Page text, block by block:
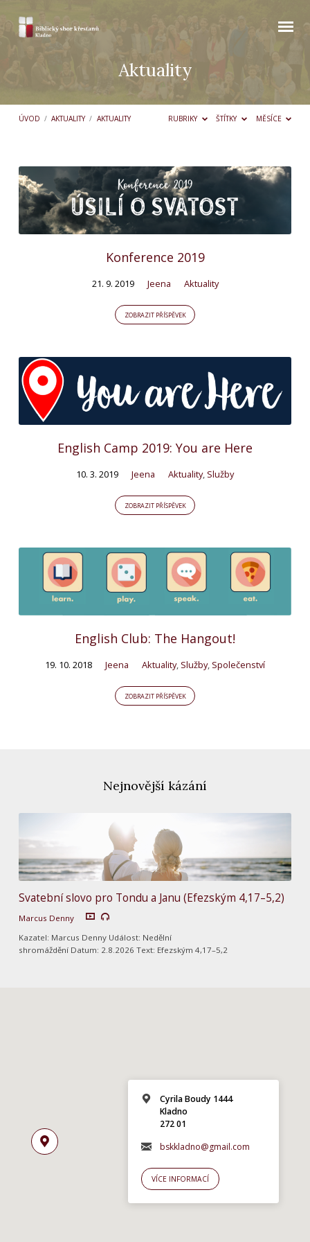
Aktuality
ÚVOD / AKTUALITY / AKTUALITY RUBRIKY ŠTÍTKY MĚSÍCE
Aktuality
Konference 2019
21. 9. 2019 Jeena Aktuality
ZOBRAZIT PŘÍSPĚVEK
English Camp 2019: You are Here
10. 3. 2019 Jeena Aktuality, Služby
ZOBRAZIT PŘÍSPĚVEK
English Club: The Hangout!
19. 10. 2018 Jeena Aktuality, Služby, Společenství
ZOBRAZIT PŘÍSPĚVEK
Nejnovější kázání
Svatební slovo pro Tondu a Janu (Efezským 4,17–5,2)
Marcus Denny
Kazatel: Marcus Denny Událost: Nedělní
shromáždění Datum: 2.8.2026 Text: Efezským 4,17–5,2
Cyrila Boudy 1444
Kladno
272 01
bskkladno@gmail.com
VÍCE INFORMACÍ